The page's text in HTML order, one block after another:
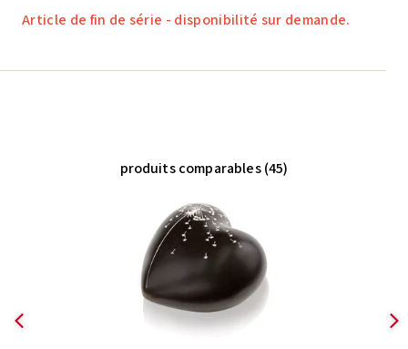
Article de fin de série - disponibilité sur demande.
produits comparables (45)